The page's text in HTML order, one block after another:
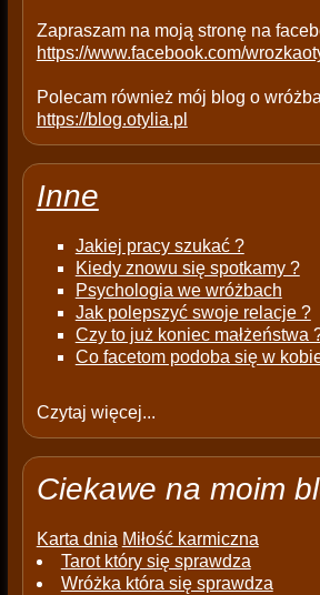
Zapraszam na moją stronę na
https://www.facebook.com/
Polecam również mój blog o
https://blog.otylia.pl
Inne
Jakiej pracy szukać ?
Kiedy znowu się spotkamy ?
Psychologia we wróżbach
Jak polepszyć swoje relacje ?
Czy to już koniec małżeństwa
Co facetom podoba się w
Czytaj więcej...
Ciekawe na moim
Karta dnia Miłość karmiczna
Tarot który się sprawdza
Wróżka która się sprawdza